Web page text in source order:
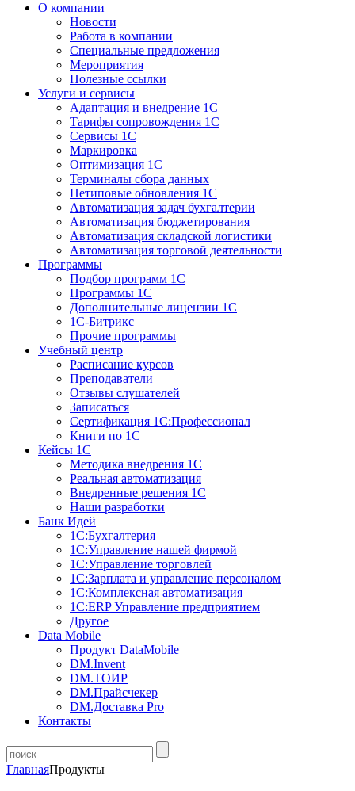
О компании
Новости
Работа в компании
Специальные предложения
Мероприятия
Полезные ссылки
Услуги и сервисы
Адаптация и внедрение 1С
Тарифы сопровождения 1С
Сервисы 1С
Маркировка
Оптимизация 1С
Терминалы сбора данных
Нетиповые обновления 1С
Автоматизация задач бухгалтерии
Автоматизация бюджетирования
Автоматизация складской логистики
Автоматизация торговой деятельности
Программы
Подбор программ 1С
Программы 1С
Дополнительные лицензии 1С
1С-Битрикс
Прочие программы
Учебный центр
Расписание курсов
Преподаватели
Отзывы слушателей
Записаться
Сертификация 1С:Профессионал
Книги по 1С
Кейсы 1С
Методика внедрения 1С
Реальная автоматизация
Внедренные решения 1С
Наши разработки
Банк Идей
1С:Бухгалтерия
1С:Управление нашей фирмой
1С:Управление торговлей
1С:Зарплата и управление персоналом
1С:Комплексная автоматизация
1С:ERP Управление предприятием
Другое
Data Mobile
Продукт DataMobile
DM.Invent
DM.ТОИР
DM.Прайсчекер
DM.Доставка Pro
Контакты
ГлавнаяПродукты